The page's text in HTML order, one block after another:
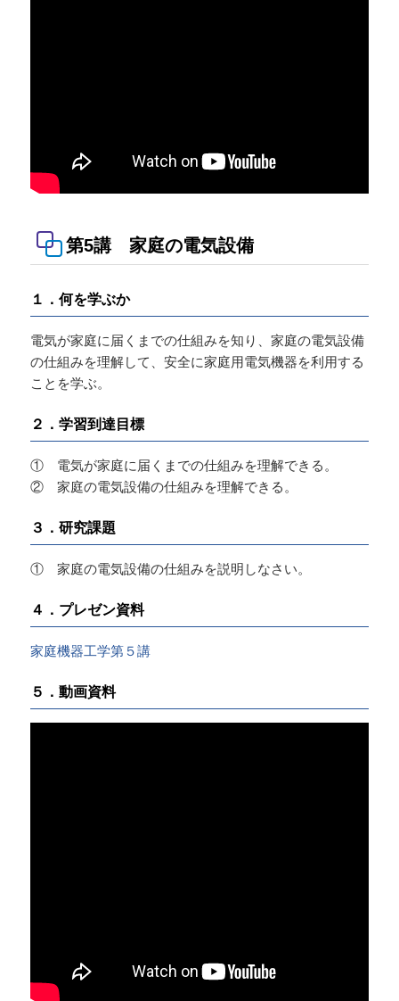
第5講 家庭の電気設備
１．何を学ぶか
電気が家庭に届くまでの仕組みを知り、家庭の電気設備
の仕組みを理解して、安全に家庭用電気機器を利用する
ことを学ぶ。
２．学習到達目標
① 電気が家庭に届くまでの仕組みを理解できる。
② 家庭の電気設備の仕組みを理解できる。
３．研究課題
① 家庭の電気設備の仕組みを説明しなさい。
４．プレゼン資料
家庭機器工学第５講
５．動画資料